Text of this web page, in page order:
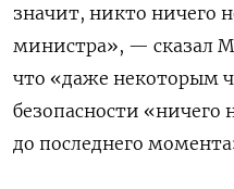
значит, никто ничего
министра», — сказал
что «даже некоторым
безопасности «ничего
до последнего